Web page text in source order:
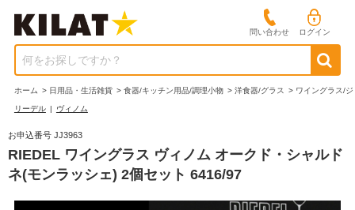
問い合わせ ログイン
何をお探しですか？
ホーム > 日用品・生活雑貨 > 食器/キッチン用品/調理小物 > 洋食器/グラス > ワイングラス/
リーデル | ヴィノム
お申込番号 JJ3963
RIEDEL ワイングラス ヴィノム オークド・シャルド
ネ(モンラッシェ) 2個セット 6416/97